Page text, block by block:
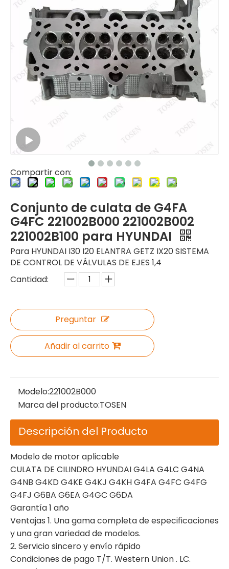
Compartir con:
Conjunto de culata de G4FA
G4FC 221002B000 221002B002
221002B100 para HYUNDAI
Para HYUNDAI I30 I20 ELANTRA GETZ IX20 SISTEMA
DE CONTROL DE VÁLVULAS DE EJES 1,4
Cantidad:
Preguntar
Añadir al carrito
Modelo:221002B000
Marca del producto:TOSEN
Descripción del Producto
Modelo de motor aplicable
CULATA DE CILINDRO HYUNDAI G4LA G4LC G4NA
G4NB G4KD G4KE G4KJ G4KH G4FA G4FC G4FG
G4FJ G6BA G6EA G4GC G6DA
Garantía 1 año
Ventajas 1. Una gama completa de especificaciones
y una gran variedad de modelos.
2. Servicio sincero y envío rápido
Condiciones de pago T/T. Western Union . LC.